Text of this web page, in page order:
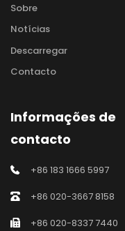
Sobre
Notícias
Descarregar
Contacto
Informações de
contacto
+86 183 1666 5997
+86 020-3667 8158
+86 020-8337 7440